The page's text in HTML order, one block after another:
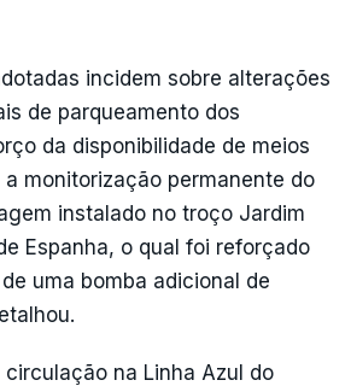
incidem sobre alterações
de parqueamento dos
da disponibilidade de meios
monitorização permanente do
instalado no troço Jardim
Espanha, o qual foi reforçado
uma bomba adicional de
na Linha Azul do